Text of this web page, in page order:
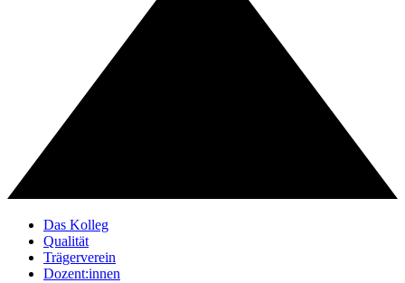
Das Kolleg
Qualität
Trägerverein
Dozent:innen